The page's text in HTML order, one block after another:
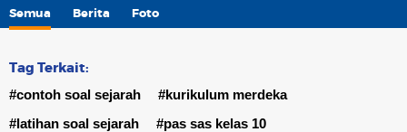
Semua Berita Foto
Tag Terkait:
#contoh soal sejarah
#kurikulum merdeka
#latihan soal sejarah
#pas sas kelas 10